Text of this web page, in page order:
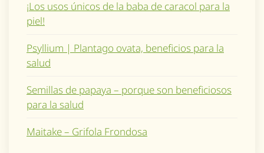
¡Los usos únicos de la baba de caracol para la
piel!
Psyllium | Plantago ovata, beneficios para la
salud
Semillas de papaya – porque son beneficiosos
para la salud
Maitake – Grifola Frondosa